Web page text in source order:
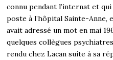
connu pendant l’internat et
poste à l’hôpital Sainte-Anne,
avait adressé un mot en mai
quelques collègues
rendu chez Lacan suite à sa